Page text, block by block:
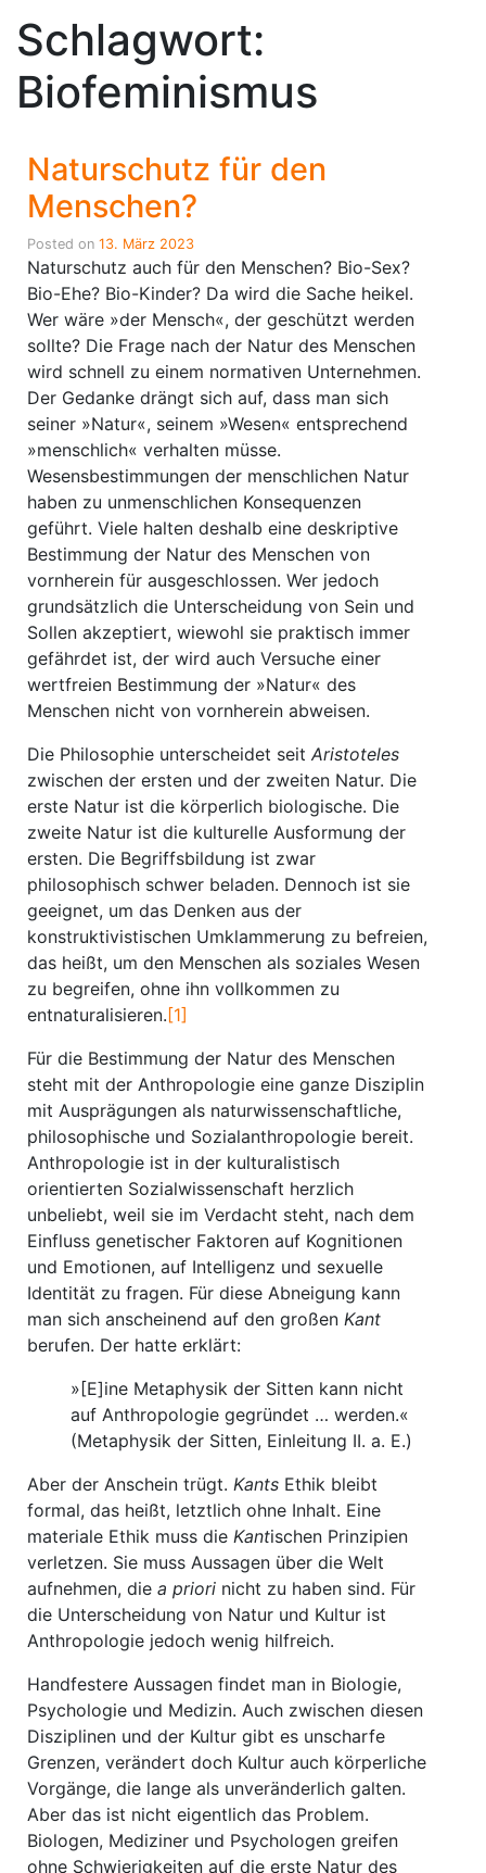
Schlagwort:
Biofeminismus
Naturschutz für den
Menschen?
Posted on 13. März 2023
Naturschutz auch für den Menschen? Bio-Sex?
Bio-Ehe? Bio-Kinder? Da wird die Sache heikel.
Wer wäre »der Mensch«, der geschützt werden
sollte? Die Frage nach der Natur des Menschen
wird schnell zu einem normativen Unternehmen.
Der Gedanke drängt sich auf, dass man sich
seiner »Natur«, seinem »Wesen« entsprechend
»menschlich« verhalten müsse.
Wesensbestimmungen der menschlichen Natur
haben zu unmenschlichen Konsequenzen
geführt. Viele halten deshalb eine deskriptive
Bestimmung der Natur des Menschen von
vornherein für ausgeschlossen. Wer jedoch
grundsätzlich die Unterscheidung von Sein und
Sollen akzeptiert, wiewohl sie praktisch immer
gefährdet ist, der wird auch Versuche einer
wertfreien Bestimmung der »Natur« des
Menschen nicht von vornherein abweisen.
Die Philosophie unterscheidet seit Aristoteles
zwischen der ersten und der zweiten Natur. Die
erste Natur ist die körperlich biologische. Die
zweite Natur ist die kulturelle Ausformung der
ersten. Die Begriffsbildung ist zwar
philosophisch schwer beladen. Dennoch ist sie
geeignet, um das Denken aus der
konstruktivistischen Umklammerung zu befreien,
das heißt, um den Menschen als soziales Wesen
zu begreifen, ohne ihn vollkommen zu
entnaturalisieren. [1]
Für die Bestimmung der Natur des Menschen
steht mit der Anthropologie eine ganze Disziplin
mit Ausprägungen als naturwissenschaftliche,
philosophische und Sozialanthropologie bereit.
Anthropologie ist in der kulturalistisch
orientierten Sozialwissenschaft herzlich
unbeliebt, weil sie im Verdacht steht, nach dem
Einfluss genetischer Faktoren auf Kognitionen
und Emotionen, auf Intelligenz und sexuelle
Identität zu fragen. Für diese Abneigung kann
man sich anscheinend auf den großen Kant
berufen. Der hatte erklärt:
»[E]ine Metaphysik der Sitten kann nicht
auf Anthropologie gegründet … werden.«
(Metaphysik der Sitten, Einleitung II. a. E.)
Aber der Anschein trügt. Kants Ethik bleibt
formal, das heißt, letztlich ohne Inhalt. Eine
materiale Ethik muss die Kantischen Prinzipien
verletzen. Sie muss Aussagen über die Welt
aufnehmen, die a priori nicht zu haben sind. Für
die Unterscheidung von Natur und Kultur ist
Anthropologie jedoch wenig hilfreich.
Handfestere Aussagen findet man in Biologie,
Psychologie und Medizin. Auch zwischen diesen
Disziplinen und der Kultur gibt es unscharfe
Grenzen, verändert doch Kultur auch körperliche
Vorgänge, die lange als unveränderlich galten.
Aber das ist nicht eigentlich das Problem.
Biologen, Mediziner und Psychologen greifen
ohne Schwierigkeiten auf die erste Natur des